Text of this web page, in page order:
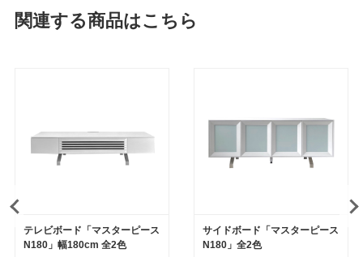
関連する商品はこちら
テレビボード「マスターピース
N180」幅180cm 全2色
サイドボード「マスターピース
N180」全2色